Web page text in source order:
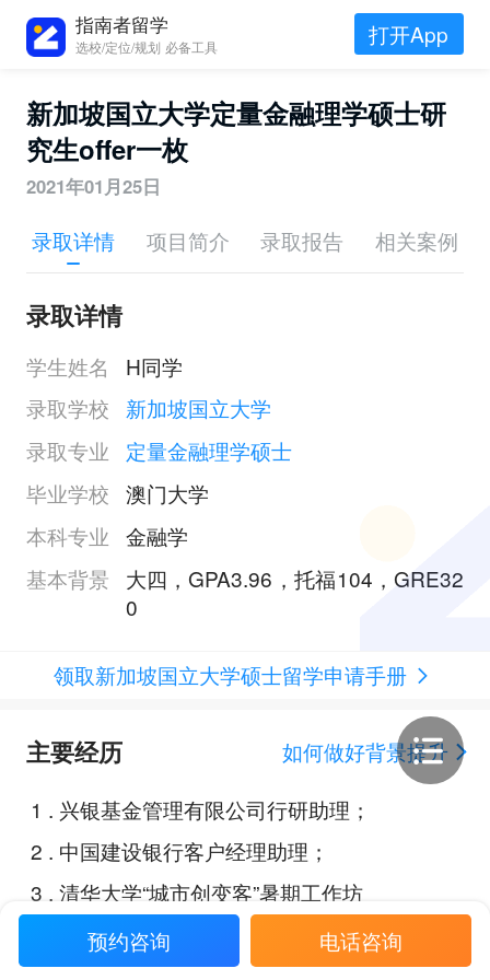
指南者留学
选校/定位/规划 必备工具 打开App
新加坡国立大学定量金融理学硕士研
究生offer一枚
2021年01月25日
录取详情 项目简介 录取报告 相关案例
录取详情
学生姓名
H同学
录取学校
新加坡国立大学
录取专业
定量金融理学硕士
毕业学校 澳门大学
本科专业 金融学
基本背景
大四，GPA3.96，托福104，GRE32
0
领取新加坡国立大学硕士留学申请手册
主要经历
如何做好背景提升
1 . 兴银基金管理有限公司行研助理；
2 . 中国建设银行客户经理助理；
3 . 清华大学“城市创变客”暑期工作坊
创业项目；
预约咨询 电话咨询